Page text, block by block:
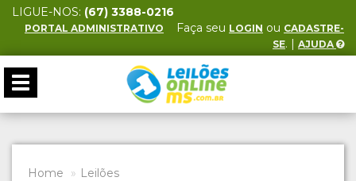
LIGUE-NOS: (67) 3388-0216
PORTAL ADMINISTRATIVO Faça seu LOGIN ou CADASTRE-
SE. | AJUDA
Toggle
navigation
Home
Leilões